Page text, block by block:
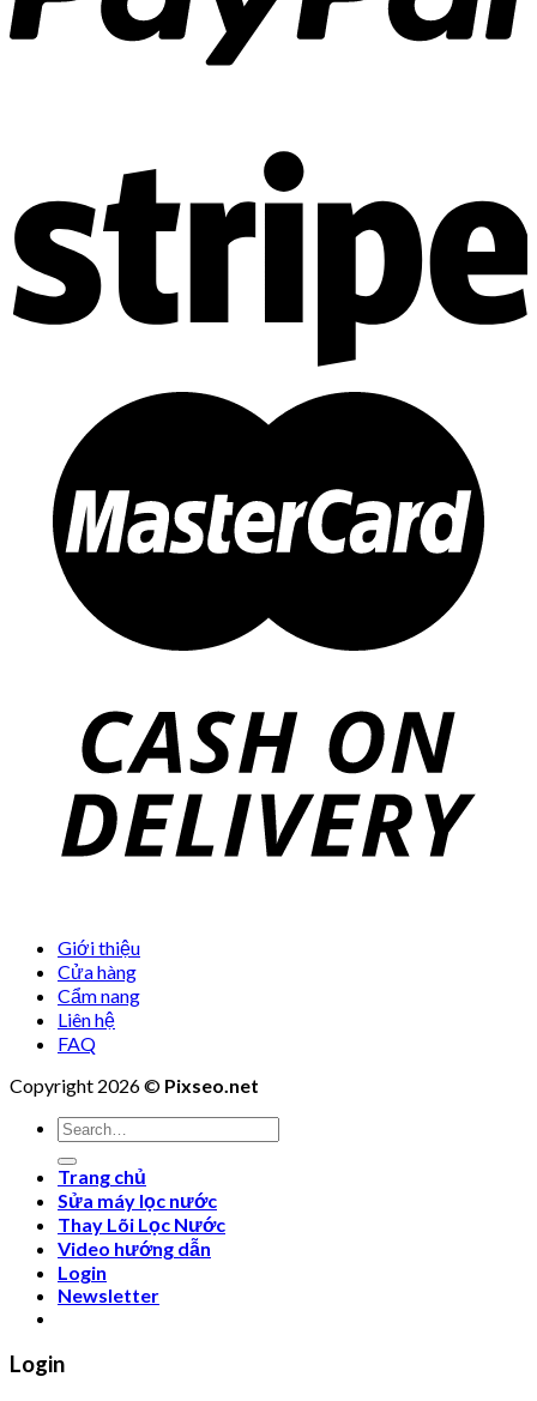
Giới thiệu
Cửa hàng
Cẩm nang
Liên hệ
FAQ
Copyright 2026 © Pixseo.net
Search
for:
Trang chủ
Sửa máy lọc nước
Thay Lõi Lọc Nước
Video hướng dẫn
Login
Newsletter
Login